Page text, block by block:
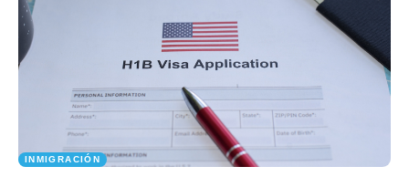
INMIGRACIÓN